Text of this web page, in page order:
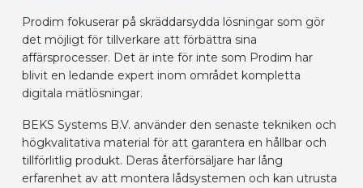
Prodim fokuserar på skräddarsydda lösningar som gör
det möjligt för tillverkare att förbättra sina
affärsprocesser. Det är inte för inte som Prodim har
blivit en ledande expert inom området kompletta
digitala mätlösningar.
BEKS Systems B.V. använder den senaste tekniken och
högkvalitativa material för att garantera en hållbar och
tillförlitlig produkt. Deras återförsäljare har lång
erfarenhet av att montera lådsystemen och kan utrusta